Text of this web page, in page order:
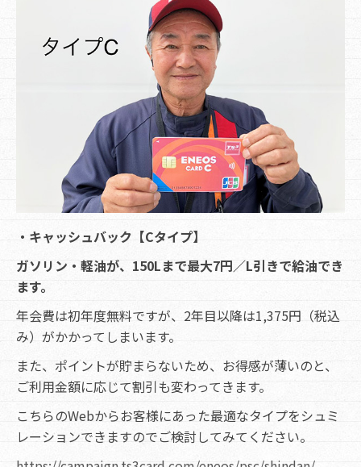
・キャッシュバック【Cタイプ】
ガソリン・軽油が、150Lまで最大7円／L引きで給油でき
ます。
年会費は初年度無料ですが、2年目以降は1,375円（税込
み）がかかってしまいます。
また、ポイントが貯まらないため、お得感が薄いのと、
ご利用金額に応じて割引も変わってきます。
こちらのWebからお客様にあった最適なタイプをシュミ
レーションできますのでご検討してみてください。